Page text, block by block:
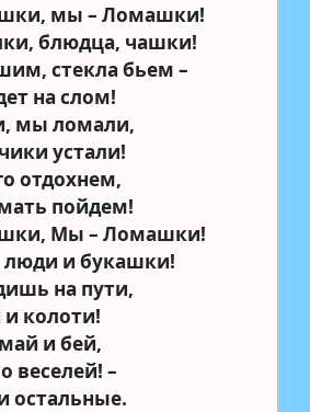
мы – Ломашки!
блюдца, чашки!
стекла бьем –
на слом!
мы ломали,
устали!
отдохнем,
пойдем!
Мы – Ломашки!
люди и букашки!
на пути,
колоти!
и бей,
веселей! –
остальные.